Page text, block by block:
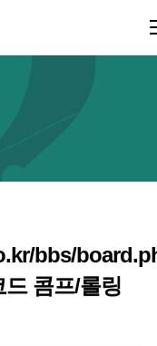
bbs/
콤프/롤링